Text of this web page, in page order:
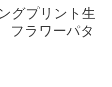
グプリント生
ラワーパタ